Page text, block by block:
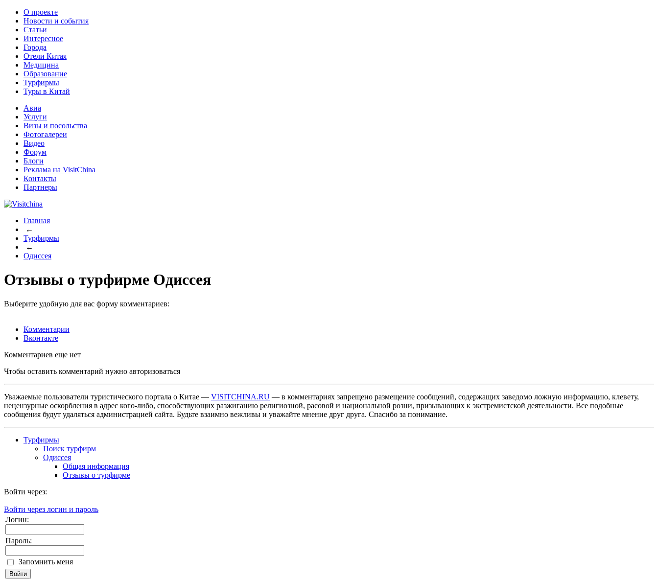
О проекте
Новости и события
Статьи
Интересное
Города
Отели Китая
Медицина
Образование
Турфирмы
Туры в Китай
Авиа
Услуги
Визы и посольства
Фотогалереи
Видео
Форум
Блоги
Реклама на VisitChina
Контакты
Партнеры
Главная
←
Турфирмы
←
Одиссея
Отзывы о турфирме Одиссея
Выберите удобную для вас форму комментариев:
Комментарии
Вконтакте
Комментариев еще нет
Чтобы оставить комментарий нужно авторизоваться
Уважаемые пользователи туристического портала о Китае — VISITCHINA.RU — в комментариях запрещено размещение сообщений, содержащих заведомо ложную информацию, клевету,
нецензурные оскорбления в адрес кого-либо, способствующих разжиганию религиозной, расовой и национальной розни, призывающих к экстремистской деятельности. Все подобные
сообщения будут удаляться администрацией сайта. Будьте взаимно вежливы и уважайте мнение друг друга. Спасибо за понимание.
Турфирмы
Поиск турфирм
Одиссея
Общая информация
Отзывы о турфирме
Войти через:
Войти через логин и пароль
Логин:
Пароль:
Запомнить меня